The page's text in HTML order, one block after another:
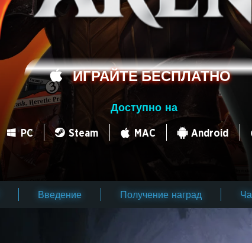
ИГРАЙТЕ БЕСПЛАТНО
Доступно на
PC Steam MAC Android
Введение Получение наград